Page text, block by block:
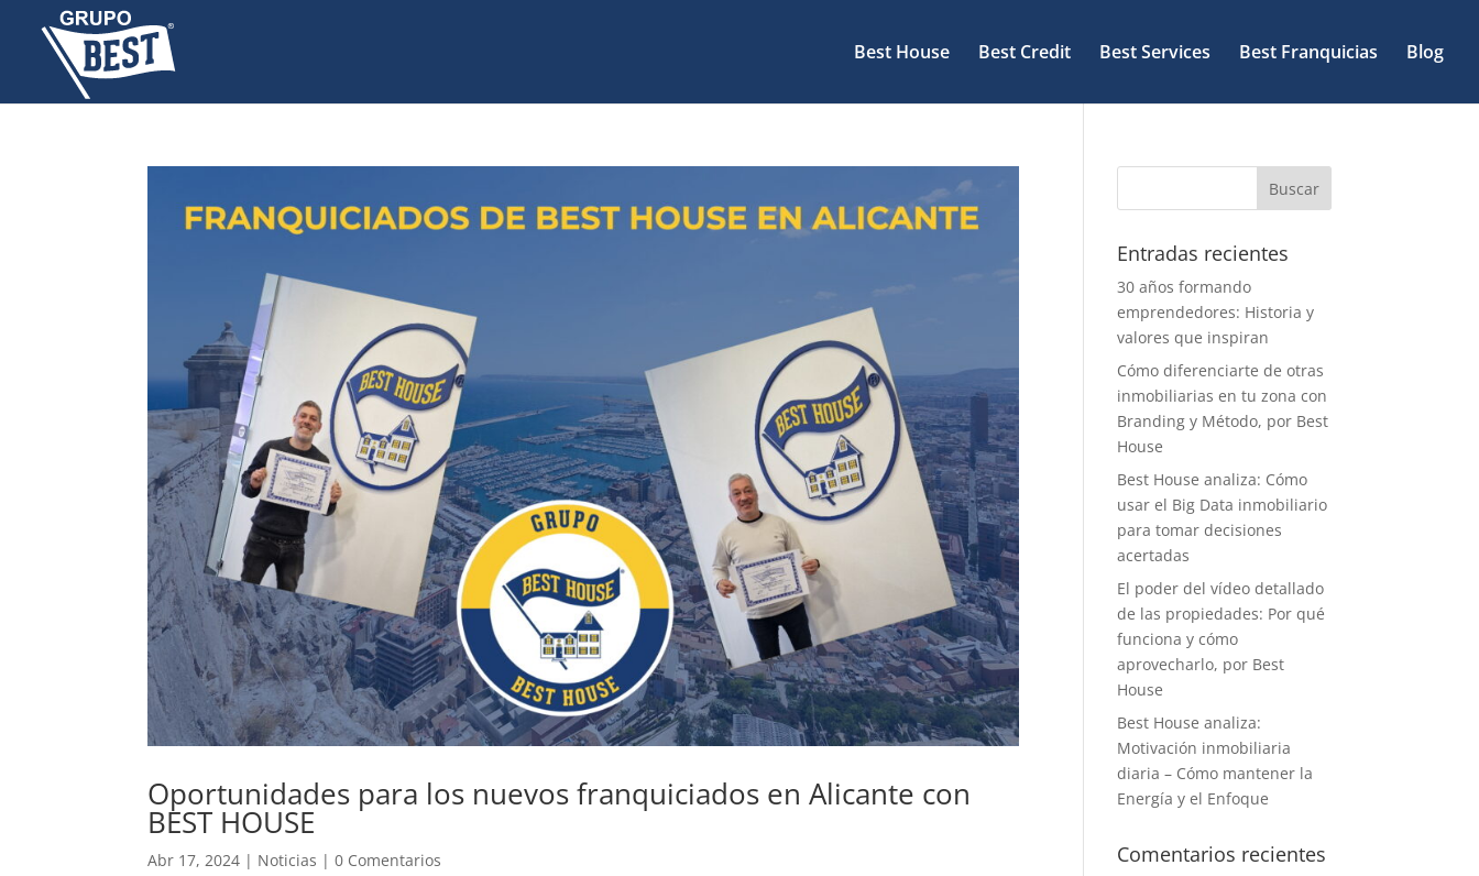
Best House Best Credit Best Services Best Franquicias Blog
Oportunidades para los nuevos franquiciados en Alicante con
BEST HOUSE
Abr 17, 2024 | Noticias |0 Comentarios
Entradas recientes
30 años formando
emprendedores: Historia y
valores que inspiran
Cómo diferenciarte de otras
inmobiliarias en tu zona con
Branding y Método, por Best
House
Best House analiza: Cómo
usar el Big Data inmobiliario
para tomar decisiones
acertadas
El poder del vídeo detallado
de las propiedades: Por qué
funciona y cómo
aprovecharlo, por Best
House
Best House analiza:
Motivación inmobiliaria
diaria – Cómo mantener la
Energía y el Enfoque
Comentarios recientes